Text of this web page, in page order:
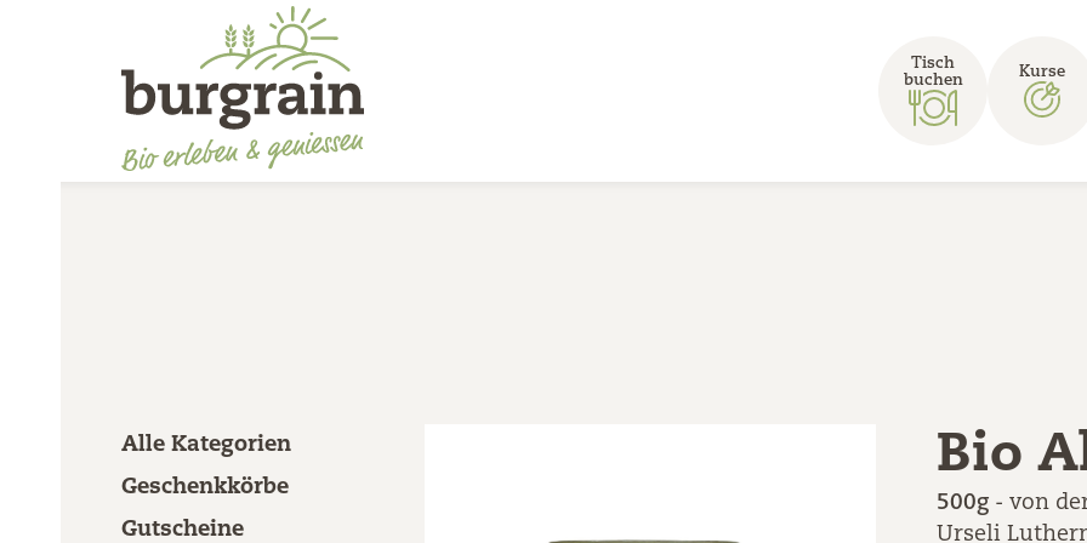
Tisch
buchen
Kurse
Alle Kategorien
Geschenkkörbe
Gutscheine
Bio
500g - von
Urseli